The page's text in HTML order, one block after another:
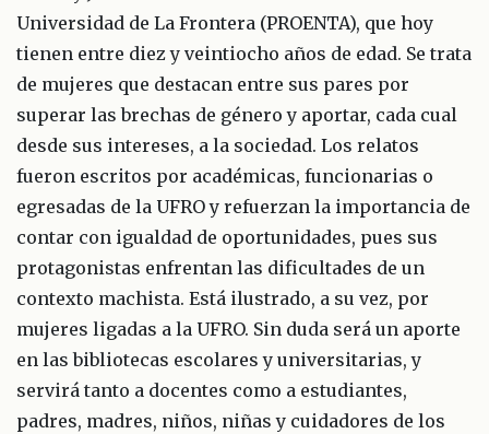
Universidad de La Frontera (PROENTA), que hoy
tienen entre diez y veintiocho años de edad. Se trata
de mujeres que destacan entre sus pares por
superar las brechas de género y aportar, cada cual
desde sus intereses, a la sociedad. Los relatos
fueron escritos por académicas, funcionarias o
egresadas de la UFRO y refuerzan la importancia de
contar con igualdad de oportunidades, pues sus
protagonistas enfrentan las dificultades de un
contexto machista. Está ilustrado, a su vez, por
mujeres ligadas a la UFRO. Sin duda será un aporte
en las bibliotecas escolares y universitarias, y
servirá tanto a docentes como a estudiantes,
padres, madres, niños, niñas y cuidadores de los